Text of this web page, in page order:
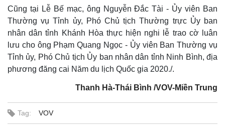
Bất động sản
Khởi nghiệp
Giá vàng
Tiêu dùng
Tỷ giá
Chứng khoán
Giá cà phê
Cũng tại Lễ Bế mạc, ông Nguyễn Đắc Tài - Ủy viên Ban
Thường vụ Tỉnh ủy, Phó Chủ tịch Thường trực Ủy ban
nhân dân tỉnh Khánh Hòa thực hiện nghi lễ trao cờ luân
lưu cho ông Phạm Quang Ngọc - Ủy viên Ban Thường vụ
Tỉnh ủy, Phó Chủ tịch Ủy ban nhân dân tỉnh Ninh Bình, địa
phương đăng cai Năm du lịch Quốc gia 2020./.
Thanh Hà-Thái Bình /VOV-Miền Trung
Tag: VOV